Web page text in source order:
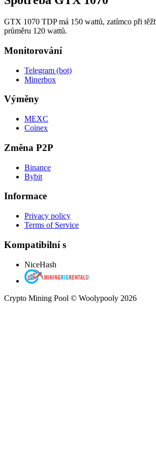
GTX 1070 TDP má 150 wattů, zatímco při
průměru 120 wattů.
Monitorování
Telegram (bot)
Minerbox
Výměny
MEXC
Coinex
Změna P2P
Binance
Bybit
Informace
Privacy policy
Terms of Service
Kompatibilní s
NiceHash
Crypto Mining Pool © Woolypooly 2026